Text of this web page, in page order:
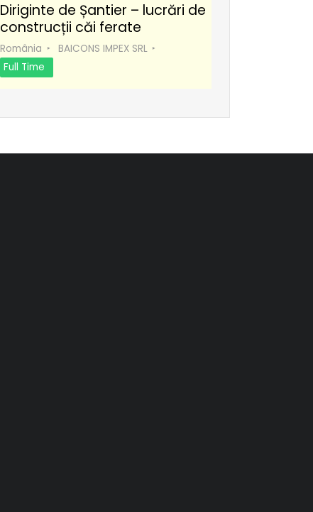
Diriginte de Șantier – lucrări de
construcții căi ferate
România
BAICONS IMPEX SRL
Full Time